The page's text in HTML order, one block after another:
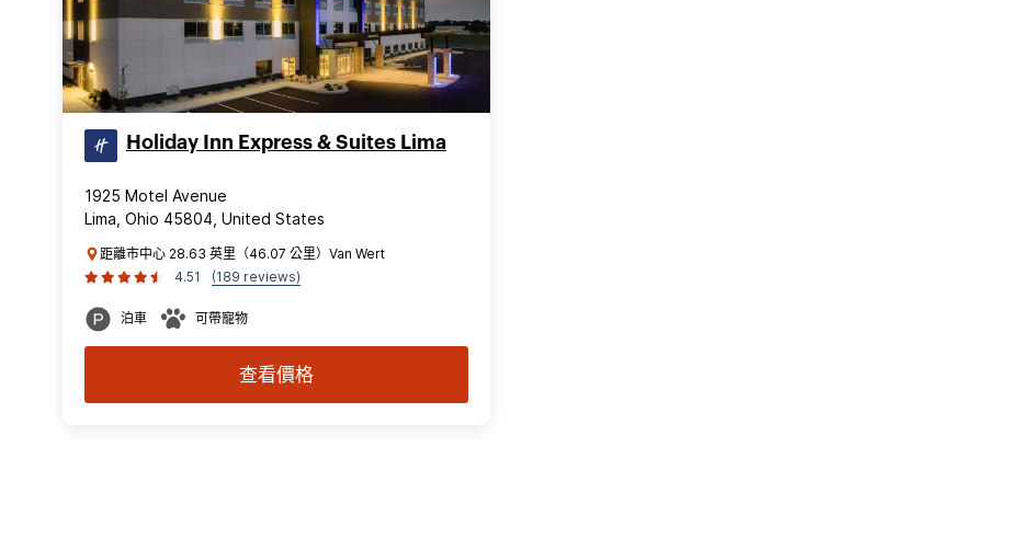
Holiday Inn Express & Suites Lima
1925 Motel Avenue
Lima, Ohio 45804, United States
距離市中心 28.63 英里（46.07 公里）Van Wert
4.51
(189 reviews)
泊車 可帶寵物
查看價格